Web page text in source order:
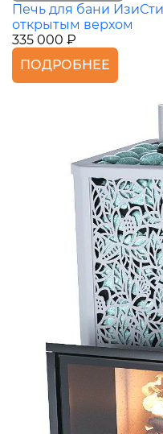
Печь для бани
открытым верхом
335 000 ₽
ПОДРОБНЕЕ